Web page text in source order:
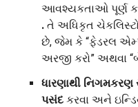
આવશ્યકતાઓ પૂર્ણ
. તે અધિકૃત
છે, જેમ કે “ફેડરલ
અરજી કરો” અથવા
ધારણાથી નિગમકરણ
પસંદ કરવા અને